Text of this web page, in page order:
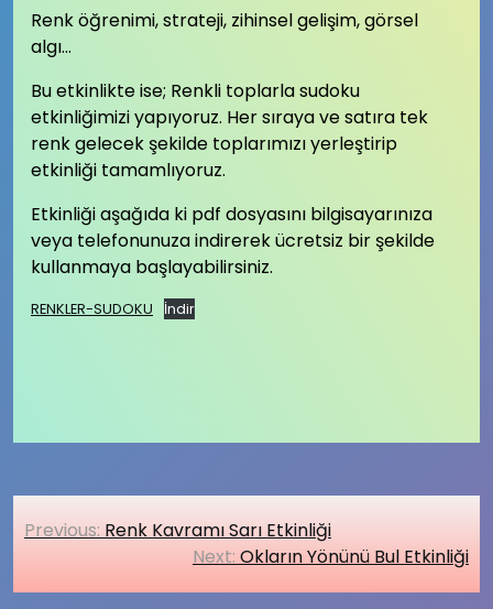
Renk öğrenimi, strateji, zihinsel gelişim, görsel
algı…
Bu etkinlikte ise; Renkli toplarla sudoku
etkinliğimizi yapıyoruz. Her sıraya ve satıra tek
renk gelecek şekilde toplarımızı yerleştirip
etkinliği tamamlıyoruz.
Etkinliği aşağıda ki pdf dosyasını bilgisayarınıza
veya telefonunuza indirerek ücretsiz bir şekilde
kullanmaya başlayabilirsiniz.
RENKLER-SUDOKU İndir
Yazı
Previous: Renk Kavramı Sarı Etkinliği
Next: Okların Yönünü Bul Etkinliği